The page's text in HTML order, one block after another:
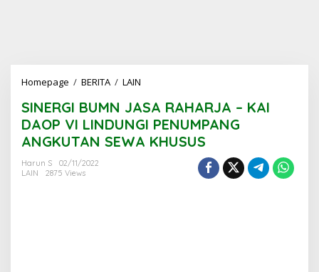
Homepage / BERITA / LAIN
JASA
RAHARJA
–
KAI
SINERGI BUMN JASA RAHARJA – KAI
DAOP VI LINDUNGI PENUMPANG
ANGKUTAN SEWA KHUSUS
Harun S
02/11/2022
LAIN
2875 Views